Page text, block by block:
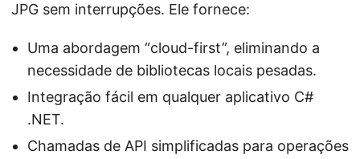
JPG sem interrupções. Ele fornece:
Uma abordagem “cloud-first”, eliminando a
necessidade de bibliotecas locais pesadas.
Integração fácil em qualquer aplicativo C#
.NET.
Chamadas de API simplificadas para operações